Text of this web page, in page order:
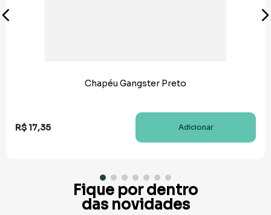
Chapéu Gangster Preto
R$17,35 Adicionar
Fique por dentro
das novidades